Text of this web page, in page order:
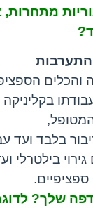
מתחרות,
והכלים
בקליניקה
בלבד ועד
בילטרלי
ספציפיים.
שלך?